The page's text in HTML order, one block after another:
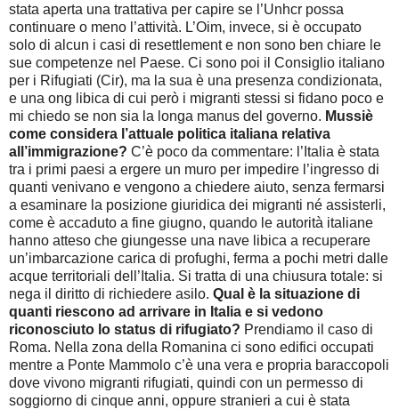
stata aperta una trattativa per capire se l’Unhcr possa
continuare o meno l’attività. L’Oim, invece, si è occupato
solo di alcun i casi di resettlement e non sono ben chiare le
sue competenze nel Paese. Ci sono poi il Consiglio italiano
per i Rifugiati (Cir), ma la sua è una presenza condizionata,
e una ong libica di cui però i migranti stessi si fidano poco e
mi chiedo se non sia la longa manus del governo. Mussiè
come considera l’attuale politica italiana relativa
all’immigrazione? C’è poco da commentare: l’Italia è stata
tra i primi paesi a ergere un muro per impedire l’ingresso di
quanti venivano e vengono a chiedere aiuto, senza fermarsi
a esaminare la posizione giuridica dei migranti né assisterli,
come è accaduto a fine giugno, quando le autorità italiane
hanno atteso che giungesse una nave libica a recuperare
un’imbarcazione carica di profughi, ferma a pochi metri dalle
acque territoriali dell’Italia. Si tratta di una chiusura totale: si
nega il diritto di richiedere asilo. Qual è la situazione di
quanti riescono ad arrivare in Italia e si vedono
riconosciuto lo status di rifugiato? Prendiamo il caso di
Roma. Nella zona della Romanina ci sono edifici occupati
mentre a Ponte Mammolo c’è una vera e propria baraccopoli
dove vivono migranti rifugiati, quindi con un permesso di
soggiorno di cinque anni, oppure stranieri a cui è stata